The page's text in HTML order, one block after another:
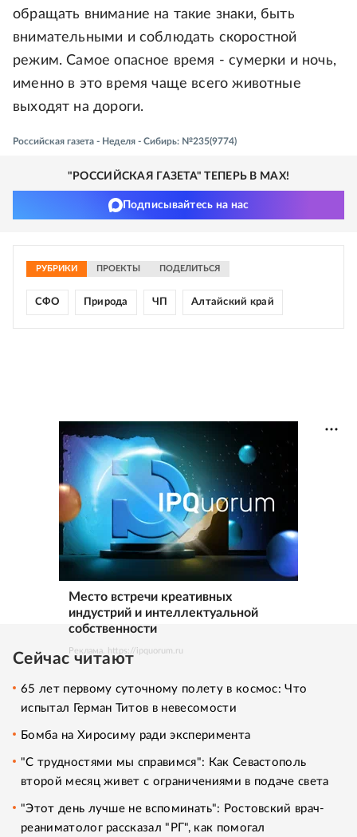
обращать внимание на такие знаки, быть
внимательными и соблюдать скоростной
режим. Самое опасное время - сумерки и ночь,
именно в это время чаще всего животные
выходят на дороги.
Российская газета - Неделя - Сибирь: №235(9774)
"РОССИЙСКАЯ ГАЗЕТА" ТЕПЕРЬ В MAX!
Подписывайтесь на нас
РУБРИКИ ПРОЕКТЫ ПОДЕЛИТЬСЯ
СФО Природа ЧП Алтайский край
Место встречи креативных
индустрий и интеллектуальной
собственности
Реклама. https://ipquorum.ru
Сейчас читают
65 лет первому суточному полету в космос: Что
испытал Герман Титов в невесомости
Бомба на Хиросиму ради эксперимента
"С трудностями мы справимся": Как Севастополь
второй месяц живет с ограничениями в подаче света
"Этот день лучше не вспоминать": Ростовский врач-
реаниматолог рассказал "РГ", как помогал